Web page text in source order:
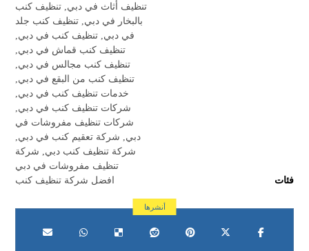
تنظيف أثاث في دبي, تنظيف كنب
بالبخار في دبي, تنظيف كنب جلد
في دبي, تنظيف كنب في دبي,
تنظيف كنب قماش في دبي,
تنظيف كنب مجالس في دبي,
تنظيف كنب من البقع في دبي,
خدمات تنظيف كنب في دبي,
شركات تنظيف كنب في دبي,
شركات تنظيف مفروشات في
دبي, شركة تعقيم كنب في دبي,
شركة تنظيف كنب دبي, شركة
تنظيف مفروشات في دبي
فئات
افضل شركة تنظيف كنب